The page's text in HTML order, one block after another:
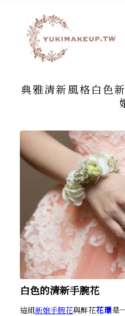
典雅清新風格白色
白色的清新手腕花
這組新娘手腕花與鮮花花環是